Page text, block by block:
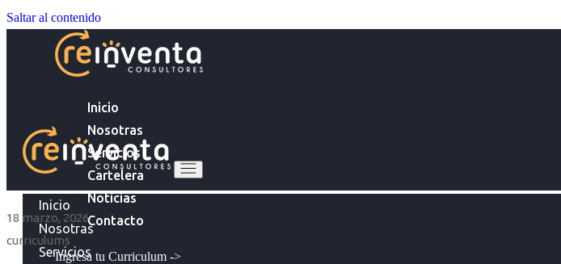
Saltar al contenido
Inicio
Nosotras
Servicios
Cartelera
Noticias
Contacto
Ingresa tu Curriculum ->
Inicio
Nosotras
Servicios
18 marzo, 2026
curriculums